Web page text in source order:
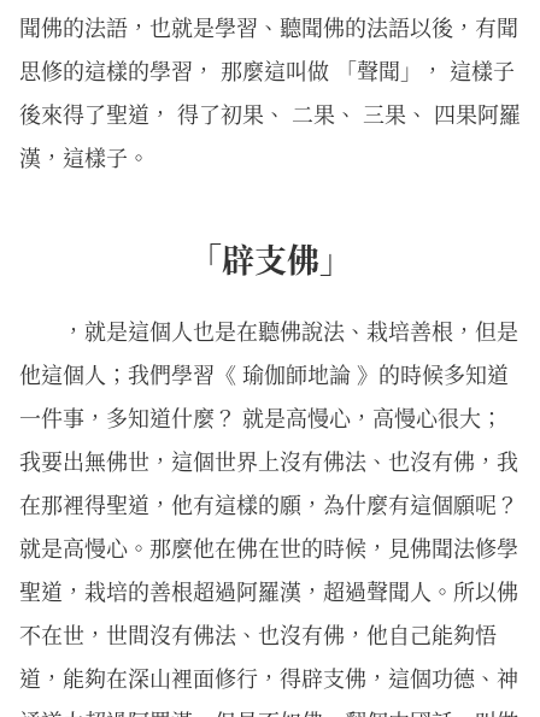
聞佛的法語，也就是學習、聽聞佛的法語以後，有聞
思修的這樣的學習， 那麼這叫做 「聲聞」， 這樣子
後來得了聖道， 得了初果、 二果、 三果、 四果阿羅
漢，這樣子。
「辟支佛」
，就是這個人也是在聽佛說法、栽培善根，但是
他這個人；我們學習《 瑜伽師地論 》的時候多知道
一件事，多知道什麼？ 就是高慢心，高慢心很大；
我要出無佛世，這個世界上沒有佛法、也沒有佛，我
在那裡得聖道，他有這樣的願，為什麼有這個願呢？
就是高慢心。那麼他在佛在世的時候，見佛聞法修學
聖道，栽培的善根超過阿羅漢，超過聲聞人。所以佛
不在世，世間沒有佛法、也沒有佛，他自己能夠悟
道，能夠在深山裡面修行，得辟支佛，這個功德、神